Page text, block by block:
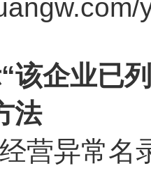
该企业已
法
营异常名